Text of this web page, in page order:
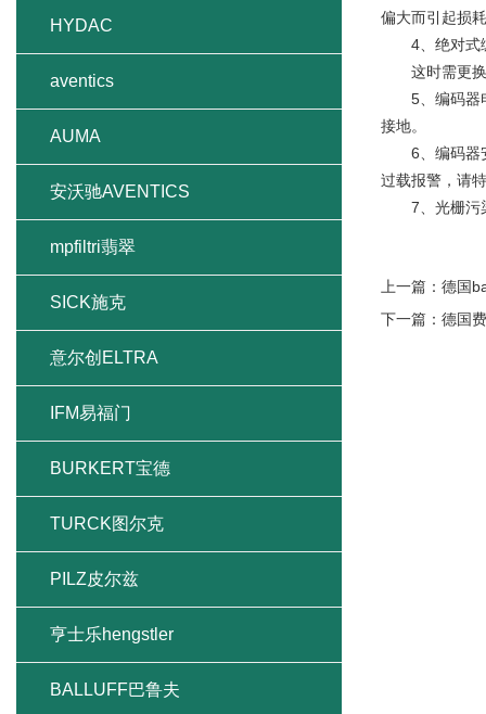
偏大而引起损
4、绝对式编
这时需更换
5、编码器电
接地。
6、编码器安
过载报警，请
7、光栅污染
上一篇： 德国
下一篇： 德国
HYDAC
aventics
AUMA
安沃驰AVENTICS
mpfiltri翡翠
SICK施克
意尔创ELTRA
IFM易福门
BURKERT宝德
TURCK图尔克
PILZ皮尔兹
亨士乐hengstler
BALLUFF巴鲁夫